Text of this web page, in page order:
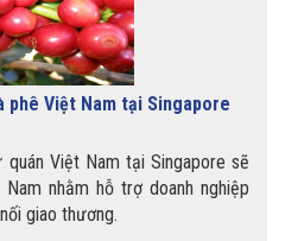
Lộc Bình - đặc sản
phê Việt Nam tại Singapore
Việt Nam tại Singapore sẽ
nhằm hỗ trợ doanh nghiệp
giao thương.